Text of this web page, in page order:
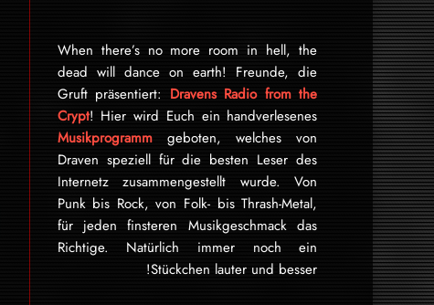
When there’s no more room in hell, the
dead will dance on earth! Freunde, die
Gruft präsentiert: Dravens Radio from the
Crypt! Hier wird Euch ein handverlesenes
Musikprogrammgeboten, welches von
Draven speziell für die besten Leser des
Internetz zu­sammen­ge­stellt wurde. Von
Punk bis Rock, von Folk- bis Thrash-Metal,
für je­den finsteren Mu­sik­ge­schmack das
Rich­tige. Natürlich immer noch ein
Stückchen lauter und besser!